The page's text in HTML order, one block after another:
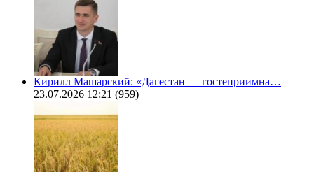
Кирилл Машарский: «Дагестан — гостеприимна…
23.07.2026 12:21 (959)